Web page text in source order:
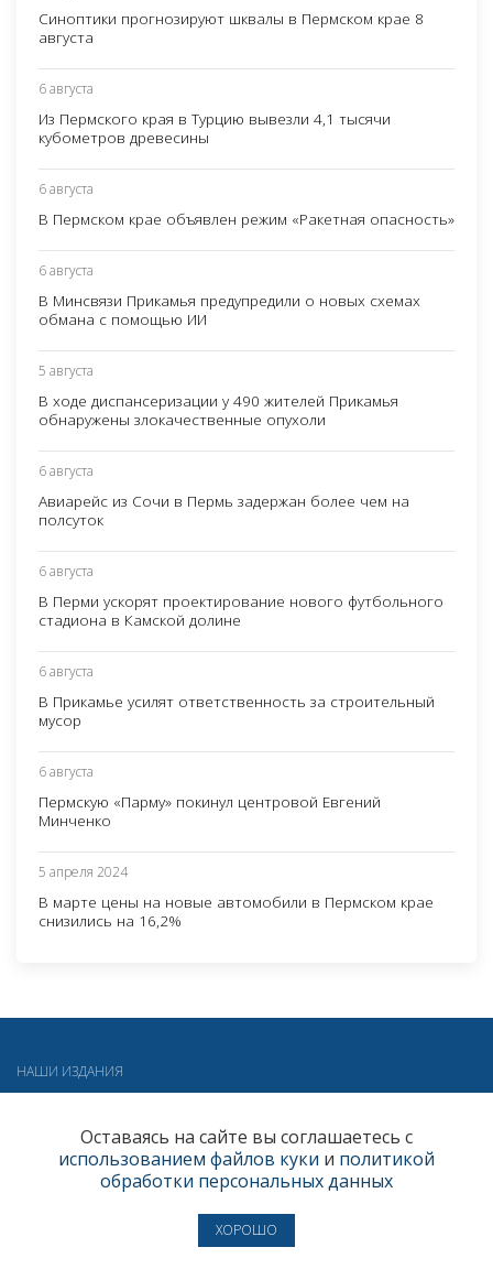
Синоптики прогнозируют шквалы в Пермском крае 8
августа
6 августа
Из Пермского края в Турцию вывезли 4,1 тысячи
кубометров древесины
6 августа
В Пермском крае объявлен режим «Ракетная опасность»
6 августа
В Минсвязи Прикамья предупредили о новых схемах
обмана с помощью ИИ
5 августа
В ходе диспансеризации у 490 жителей Прикамья
обнаружены злокачественные опухоли
6 августа
Авиарейс из Сочи в Пермь задержан более чем на
полсуток
6 августа
В Перми ускорят проектирование нового футбольного
стадиона в Камской долине
6 августа
В Прикамье усилят ответственность за строительный
мусор
6 августа
Пермскую «Парму» покинул центровой Евгений
Минченко
5 апреля 2024
В марте цены на новые автомобили в Пермском крае
снизились на 16,2%
НАШИ ИЗДАНИЯ
Оставаясь на сайте вы соглашаетесь с
использованием файлов куки и политикой
обработки персональных данных
ХОРОШО